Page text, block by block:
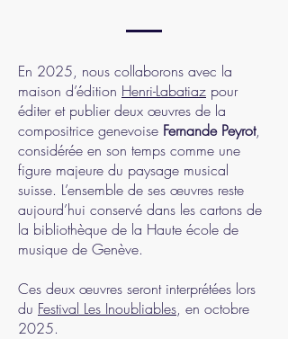
En 2025, nous collaborons avec la
maison d’édition Henri-Labatiaz pour
éditer et publier deux œuvres de la
compositrice genevoise Fernande Peyrot,
considérée en son temps comme une
figure majeure du paysage musical
suisse. L’ensemble de ses œuvres reste
aujourd’hui conservé dans les cartons de
la bibliothèque de la Haute école de
musique de Genève.
Ces deux œuvres seront interprétées lors
du Festival Les Inoubliables, en octobre
2025.